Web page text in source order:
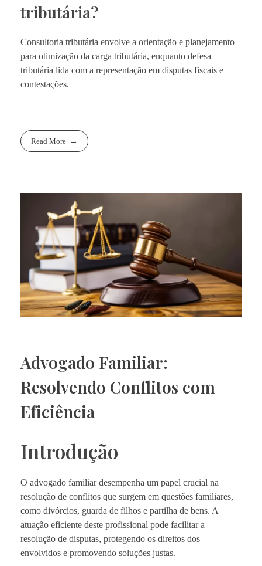
tributária?
Consultoria tributária envolve a orientação e planejamento
para otimização da carga tributária, enquanto defesa
tributária lida com a representação em disputas fiscais e
contestações.
Read More
Advogado Familiar:
Resolvendo Conflitos com
Eficiência
Introdução
O advogado familiar desempenha um papel crucial na
resolução de conflitos que surgem em questões familiares,
como divórcios, guarda de filhos e partilha de bens. A
atuação eficiente deste profissional pode facilitar a
resolução de disputas, protegendo os direitos dos
envolvidos e promovendo soluções justas.